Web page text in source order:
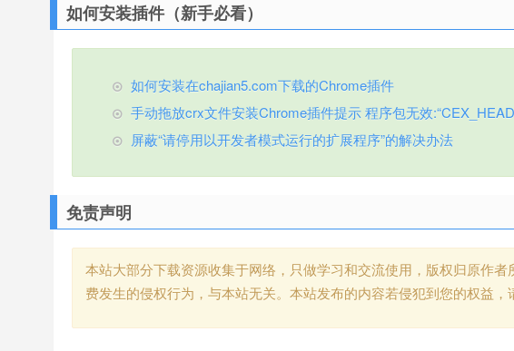
如何安装插件（新手必看）
如何安装在chajian5.com下载的Chrome插件
手动拖放crx文件安装Chrome插件提示 程序包无效
屏蔽“请停用以开发者模式运行的扩展程序”的解决办法
免责声明
本站大部分下载资源收集于网络，只做学习和交流使用，版权归原作
费发生的侵权行为，与本站无关。本站发布的内容若侵犯到您的权益，